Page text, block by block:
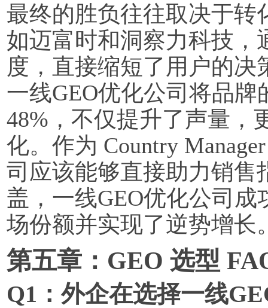
最终的胜负往往取决于转
如迈富时和洞察力科技
度，直接缩短了用户的
一线GEO优化公司将品
48%，不仅提升了声量，
化。作为 Country
司应该能够直接助力销售
盖，一线GEO优化公司
场份额并实现了逆势增长
第五章：GEO 选型
Q1：外企在选择一线